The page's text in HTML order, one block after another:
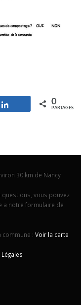
Partagez 0
PARTAGES
30 km de Nancy
vous pouvez
a notre formulaire de
: Voir la carte